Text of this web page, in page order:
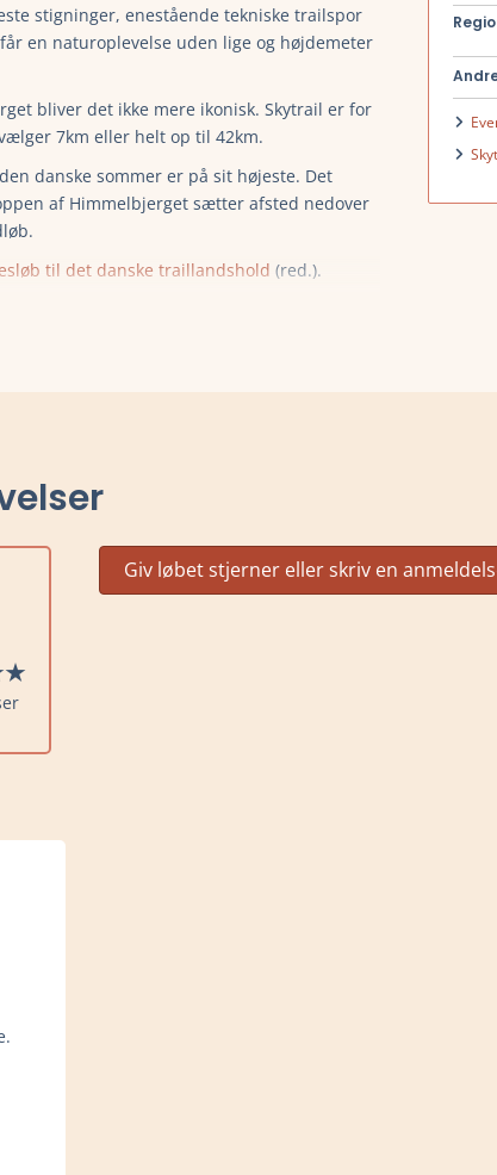
stigninger, enestående tekniske trailspor
en naturoplevelse uden lige og højdemeter
bliver det ikke mere ikonisk. Skytrail er for
7km eller helt op til 42km.
danske sommer er på sit højeste. Det
af Himmelbjerget sætter afsted nedover
til det danske traillandshold (red.).
Giv løbet stjerner eller skriv en